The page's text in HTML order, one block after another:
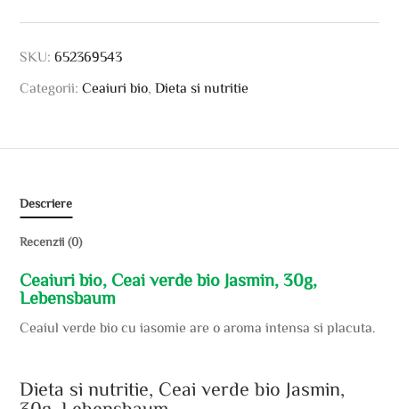
SKU:652369543
Categorii:Ceaiuri bio,Dieta si nutritie
Descriere
Recenzii (0)
Ceaiuri bio, Ceai verde bio Jasmin, 30g,
Lebensbaum
Ceaiul verde bio cu iasomie are o aroma intensa si placuta.
Dieta si nutritie, Ceai verde bio Jasmin,